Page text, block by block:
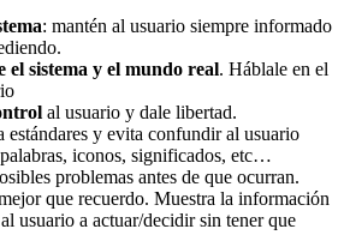
: mantén al usuario siempre informado
el sistema y el mundo real. Háblale en el
al usuario y dale libertad.
estándares y evita confundir al usuario
iconos, significados, etc…
problemas antes de que ocurran.
que recuerdo. Muestra la información
usuario a actuar/decidir sin tener que